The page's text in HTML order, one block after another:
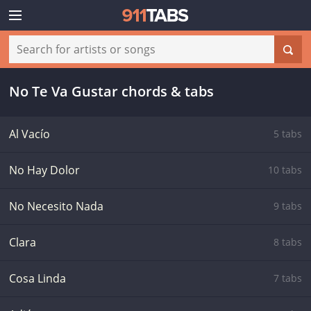
No Te Va Gustar chords & tabs
Al Vacío 5 tabs
No Hay Dolor 10 tabs
No Necesito Nada 9 tabs
Clara 8 tabs
Cosa Linda 7 tabs